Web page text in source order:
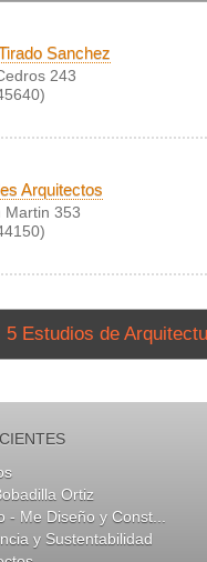
Sanchez
243
Arquitectos
Martin 353
5 Estudios de
Ortiz
- Me Diseño y Const...
y Sustentabilidad